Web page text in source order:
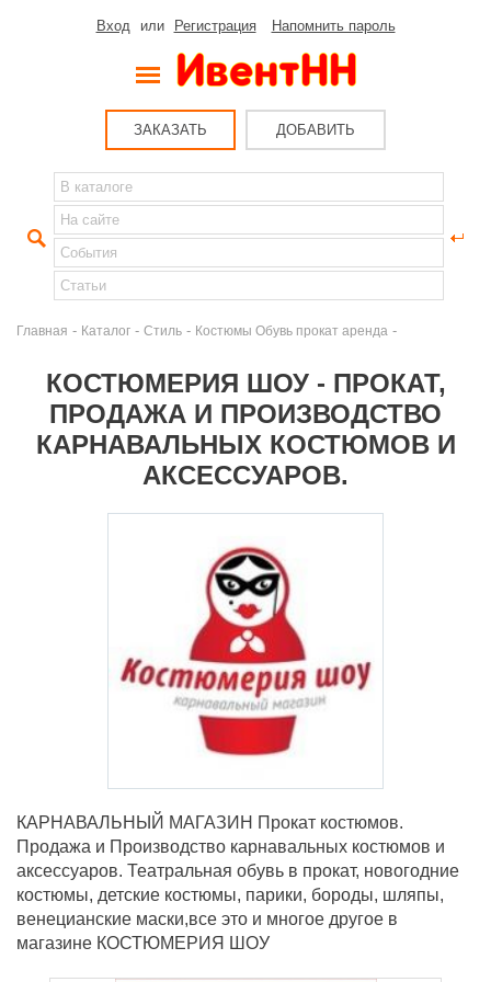
Вход или Регистрация Напомнить пароль
ЗАКАЗАТЬ ДОБАВИТЬ
Главная - Каталог - Стиль - Костюмы Обувь прокат аренда -
КОСТЮМЕРИЯ ШОУ - ПРОКАТ,
ПРОДАЖА И ПРОИЗВОДСТВО
КАРНАВАЛЬНЫХ КОСТЮМОВ И
АКСЕССУАРОВ.
КАРНАВАЛЬНЫЙ МАГАЗИН Прокат костюмов.
Продажа и Производство карнавальных костюмов и
аксессуаров. Театральная обувь в прокат, новогодние
костюмы, детские костюмы, парики, бороды, шляпы,
венецианские маски,все это и многое другое в
магазине КОСТЮМЕРИЯ ШОУ